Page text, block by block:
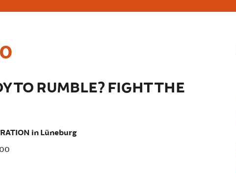
TO RUMBLE? FIGHT THE
in Lüneburg